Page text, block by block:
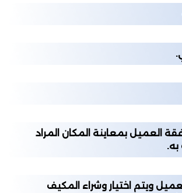
العميل بمعاينة المكان المراد
ويتم اختيار وشراء المكيف